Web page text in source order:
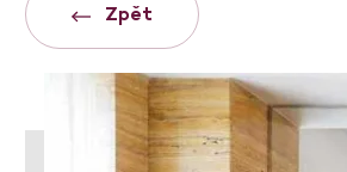
Zpět